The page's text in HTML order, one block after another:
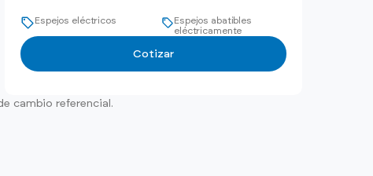
Espejos eléctricos
Espejos abatibles
eléctricamente
Cotizar
cambio referencial.